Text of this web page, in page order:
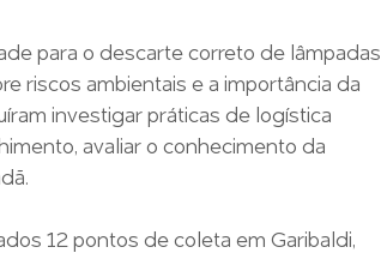
para o descarte correto de lâmpadas
riscos ambientais e a importância da
investigar práticas de logística
avaliar o conhecimento da
12 pontos de coleta em Garibaldi,